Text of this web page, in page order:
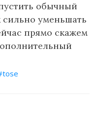
обычный
уменьшать
прямо скажем
tose